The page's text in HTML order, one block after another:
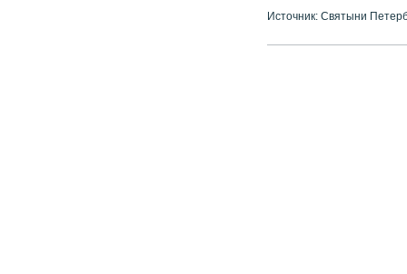
Источник: Святыни